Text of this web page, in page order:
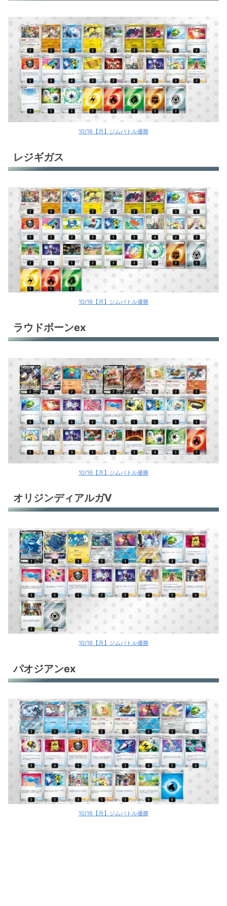
オリジンディアルガV
パオジアンex
パオジアンex
パオジアンex
パオジアンex
リザードンex
リザードンex
サーフゴーex
ガブリアスex
サーナイトex
サーナイトex
ロストギラティナ
ロストギラティナ
アルセウスV+ギラティナV
アルセウスV+ギラティナV
ミライドンex
ミライドンex
ミライドンex
ヒスイヌメルゴンV
ルギアV
10/16【月】ジムバトル優勝
レジギガス
10/16【月】ジムバトル優勝
ラウドボーンex
10/16【月】ジムバトル優勝
オリジンディアルガV
10/16【月】ジムバトル優勝
パオジアンex
10/16【月】ジムバトル優勝